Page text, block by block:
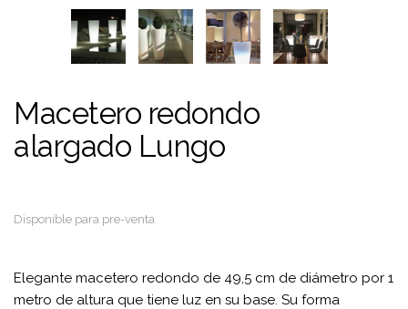
Macetero redondo
alargado Lungo
Disponible para pre-venta
Elegante macetero redondo de 49,5 cm de diámetro por 1
metro de altura que tiene luz en su base. Su forma